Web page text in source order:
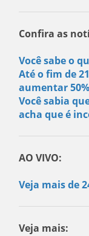
Confira as
Você sabe o
Até o fim de
aumentar 50%
Você sabia
acha que é
AO VIVO:
Veja mais de
Veja mais: